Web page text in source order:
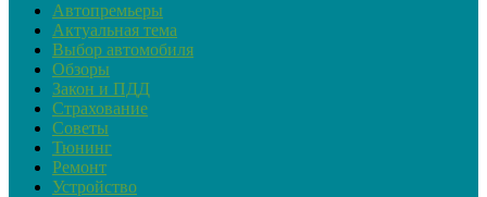
Автопремьеры
Актуальная тема
Выбор автомобиля
Обзоры
Закон и ПДД
Страхование
Советы
Тюнинг
Ремонт
Устройство